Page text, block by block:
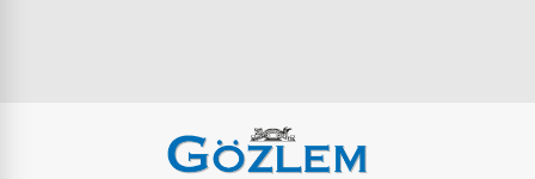
Instagram’da keşfet nasıl temizlenir?